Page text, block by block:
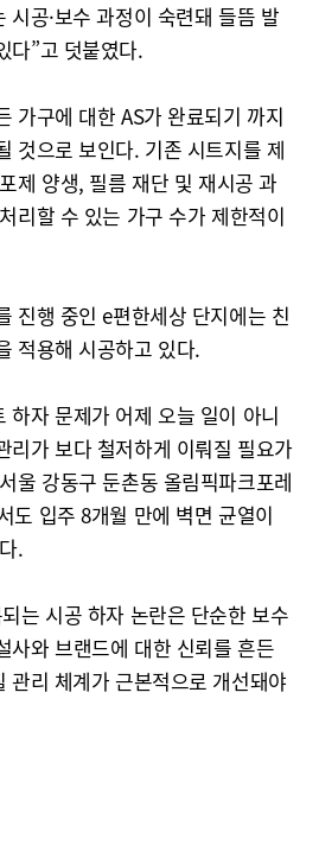
시공·보수 과정이 숙련돼 들뜸 발
다”고 덧붙였다.
가구에 대한 AS가 완료되기 까지
것으로 보인다. 기존 시트지를 제
제 양생, 필름 재단 및 재시공 과
리할 수 있는 가구 수가 제한적이
진행 중인 e편한세상 단지에는 친
적용해 시공하고 있다.
하자 문제가 어제 오늘 일이 아니
리가 보다 철저하게 이뤄질 필요가
울 강동구 둔촌동 올림픽파크포레
도 입주 8개월 만에 벽면 균열이
.
는 시공 하자 논란은 단순한 보수
사와 브랜드에 대한 신뢰를 흔든
관리 체계가 근본적으로 개선돼야